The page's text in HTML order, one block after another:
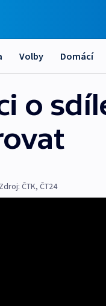
Volby Domácí
o
Zdroj: ČTK, ČT24